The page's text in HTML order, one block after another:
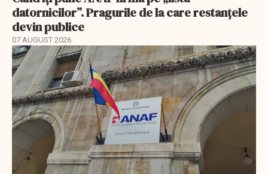
datornicilor”. Pragurile de la care restanțele
devin publice
07 AUGUST 2026